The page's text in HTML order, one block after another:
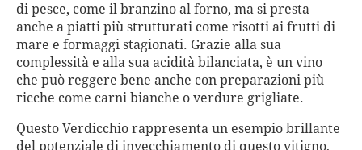
di pesce, come il branzino al forno, ma si presta
anche a piatti più strutturati come risotti ai frutti di
mare e formaggi stagionati. Grazie alla sua
complessità e alla sua acidità bilanciata, è un vino
che può reggere bene anche con preparazioni più
ricche come carni bianche o verdure grigliate.
Questo Verdicchio rappresenta un esempio brillante
del potenziale di invecchiamento di questo vitigno,